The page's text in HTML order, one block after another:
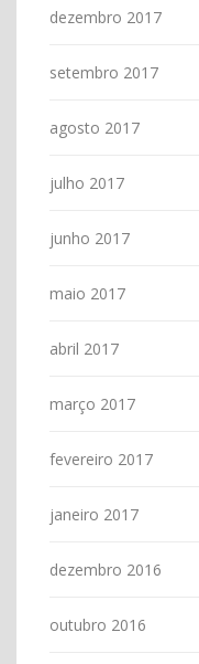
dezembro 2017
setembro 2017
agosto 2017
julho 2017
junho 2017
maio 2017
abril 2017
março 2017
fevereiro 2017
janeiro 2017
dezembro 2016
outubro 2016